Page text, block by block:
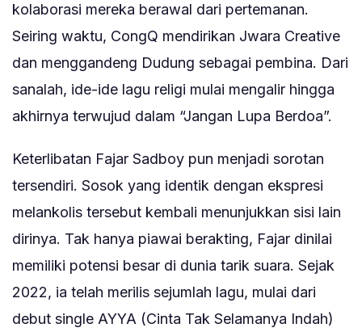
kolaborasi mereka berawal dari pertemanan.
Seiring waktu, CongQ mendirikan Jwara Creative
dan menggandeng Dudung sebagai pembina. Dari
sanalah, ide-ide lagu religi mulai mengalir hingga
akhirnya terwujud dalam “Jangan Lupa Berdoa”.
Keterlibatan Fajar Sadboy pun menjadi sorotan
tersendiri. Sosok yang identik dengan ekspresi
melankolis tersebut kembali menunjukkan sisi lain
dirinya. Tak hanya piawai berakting, Fajar dinilai
memiliki potensi besar di dunia tarik suara. Sejak
2022, ia telah merilis sejumlah lagu, mulai dari
debut single AYYA (Cinta Tak Selamanya Indah)